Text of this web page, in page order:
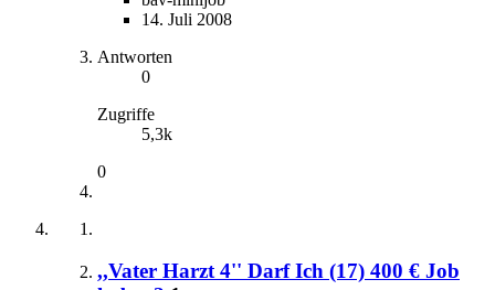
14. Juli 2008
Antworten
0
Zugriffe
5,3k
0
,,Vater Harzt 4'' Darf Ich (17) 400 € Job